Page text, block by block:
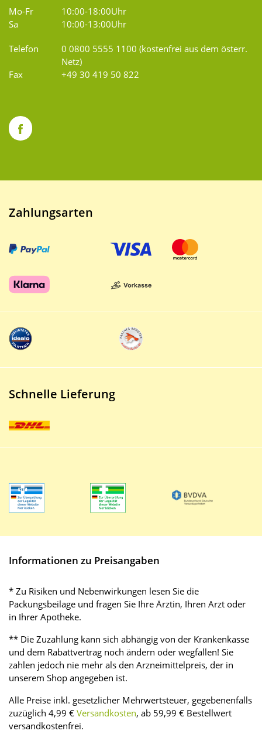
Mo-Fr
10:00-18:00Uhr
Sa
10:00-13:00Uhr
Telefon
0 0800 5555 1100 (kostenfrei aus dem österr.
Netz)
Fax
+49 30 419 50 822
Zahlungsarten
Schnelle Lieferung
Informationen zu Preisangaben
* Zu Risiken und Nebenwirkungen lesen Sie die
Packungsbeilage und fragen Sie Ihre Ärztin, Ihren Arzt oder
in Ihrer Apotheke.
** Die Zuzahlung kann sich abhängig von der Krankenkasse
und dem Rabattvertrag noch ändern oder wegfallen! Sie
zahlen jedoch nie mehr als den Arzneimittelpreis, der in
unserem Shop angegeben ist.
Alle Preise inkl. gesetzlicher Mehrwertsteuer, gegebenenfalls
zuzüglich 4,99 € Versandkosten, ab 59,99 € Bestellwert
versandkostenfrei.